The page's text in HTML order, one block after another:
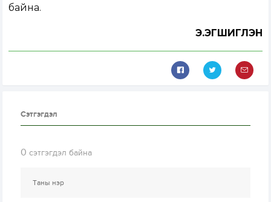
байна.
Э.ЭГШИГЛЭН
Сэтгэгдэл
0 сэтгэгдэл байна